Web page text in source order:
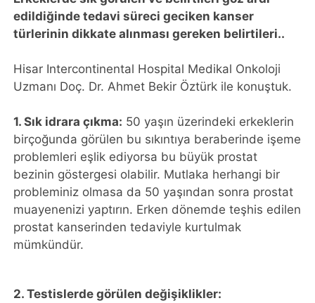
edildiğinde tedavi süreci geciken kanser
türlerinin dikkate alınması gereken belirtileri..
Hisar Intercontinental Hospital Medikal Onkoloji
Uzmanı Doç. Dr. Ahmet Bekir Öztürk ile konuştuk.
1. Sık idrara çıkma: 50 yaşın üzerindeki erkeklerin
birçoğunda görülen bu sıkıntıya beraberinde işeme
problemleri eşlik ediyorsa bu büyük prostat
bezinin göstergesi olabilir. Mutlaka herhangi bir
probleminiz olmasa da 50 yaşından sonra prostat
muayenenizi yaptırın. Erken dönemde teşhis edilen
prostat kanserinden tedaviyle kurtulmak
mümkündür.
2. Testislerde görülen değişiklikler: